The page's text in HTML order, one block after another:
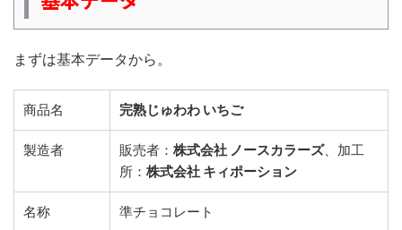
まずは基本データから。
商品名 完熟じゅわわ いちご
製造者 販売者： 株式会社 ノースカラーズ、加工
所： 株式会社 キィポーション
名称 準チョコレート